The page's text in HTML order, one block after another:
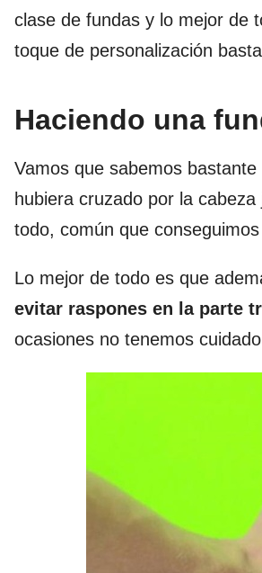
clase de fundas y lo mejor de
toque de personalización
Haciendo una
Vamos que sabemos
hubiera cruzado por la
todo, común que
Lo mejor de todo es que
evitar raspones en la parte
ocasiones no tenemos